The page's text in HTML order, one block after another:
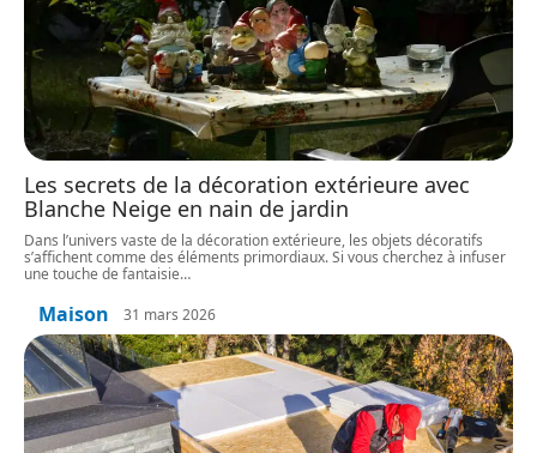
Les secrets de la décoration extérieure avec
Blanche Neige en nain de jardin
Dans l’univers vaste de la décoration extérieure, les objets décoratifs
s’affichent comme des éléments primordiaux. Si vous cherchez à infuser
une touche de fantaisie…
Maison 31 mars 2026